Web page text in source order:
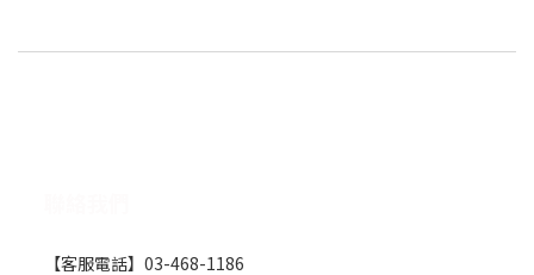
【客服電話】03-468-1186